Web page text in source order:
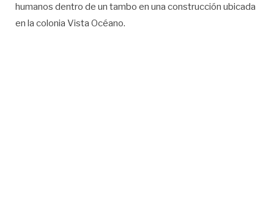
humanos dentro de un tambo en una construcción ubicada
en la colonia Vista Océano.